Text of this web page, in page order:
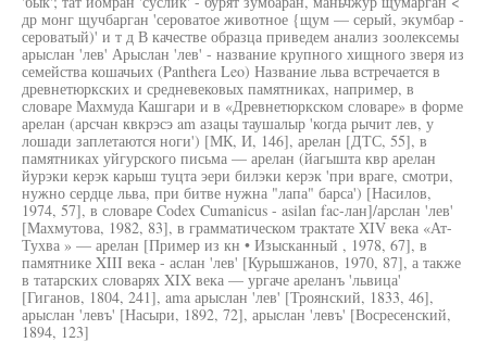
др монг щучбарган 'сероватое животное {щум — серый, экумбар -
сероватый)' и т д В качестве образца приведем анализ зоолексемы
арыслан 'лев' Арыслан 'лев' - название крупного хищного зверя из
семейства кошачьих (Panthera Leo) Название льва встречается в
древнетюркских и средневековых памятниках, например, в
словаре Махмуда Кашгари и в «Древнетюркском словаре» в форме
арелан (арсчан квкрэсэ am азацы таушалыр 'когда рычит лев, у
лошади заплетаются ноги') [МК, И, 146], арелан [ДТС, 55], в
памятниках уйгурского письма — арелан (йагышта квр арелан
йурэки керэк карыш туцта эери билэки керэк 'при враге, смотри,
нужно сердце льва, при битве нужна "лапа" барса') [Насилов,
1974, 57], в словаре Codex Cumanicus - asilan fac-лан]/арслан 'лев'
[Махмутова, 1982, 83], в грамматическом трактате XIV века «Ат-
Тухва » — арелан [Пример из кн • Изысканный , 1978, 67], в
памятнике XIII века - аслан 'лев' [Курышжанов, 1970, 87], а также
в татарских словарях XIX века — ургаче ареланъ 'львица'
[Гиганов, 1804, 241], ama арыслан 'лев' [Троянский, 1833, 46],
арыслан 'левъ' [Насыри, 1892, 72], арыслан 'левъ' [Восресенский,
1894, 123]